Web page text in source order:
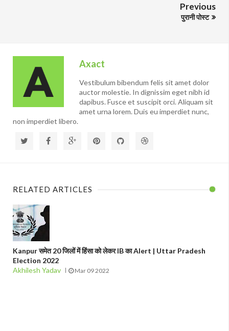
Previous
पुरानी पोस्ट
Axact
Vestibulum bibendum felis sit amet dolor
auctor molestie. In dignissim eget nibh id
dapibus. Fusce et suscipit orci. Aliquam sit
amet urna lorem. Duis eu imperdiet nunc,
non imperdiet libero.
RELATED ARTICLES
Kanpur समेत 20 जिलों में हिंसा को लेकर IB का Alert | Uttar Pradesh
Election 2022
Akhilesh Yadav
Mar 09 2022